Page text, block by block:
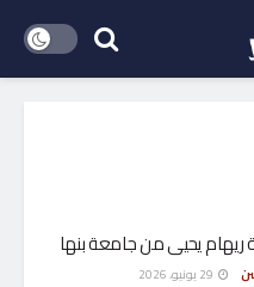
ريهام يحيى من جامعة بنها